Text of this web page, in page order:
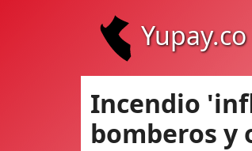
Yupay.co
Incendio
bomberos y